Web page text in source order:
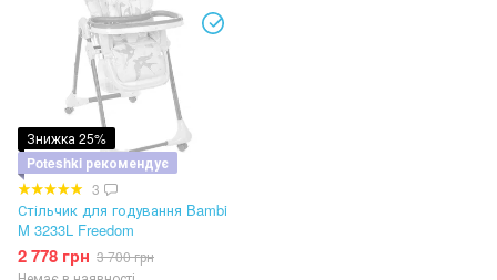
Знижка 25%
Poteshki рекомендує
3
Стільчик для годування Bambi
M 3233L Freedom
2 778 грн 3 700 грн